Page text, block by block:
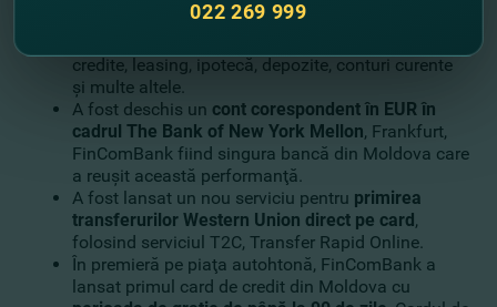
freelancerii, ce oferă oferte speciale la produsele
credite, leasing, ipotecă, depozite, conturi curente
şi multe altele.
A fost deschis un cont corespondent în EUR în
cadrul The Bank of New York Mellon, Frankfurt,
FinComBank fiind singura bancă din Moldova care
a reuşit această performanţă.
A fost lansat un nou serviciu pentru primirea
transferurilor Western Union direct pe card,
folosind serviciul T2C, Transfer Rapid Online.
În premieră pe piaţa autohtonă, FinComBank a
lansat primul card de credit din Moldova cu
022 269 999